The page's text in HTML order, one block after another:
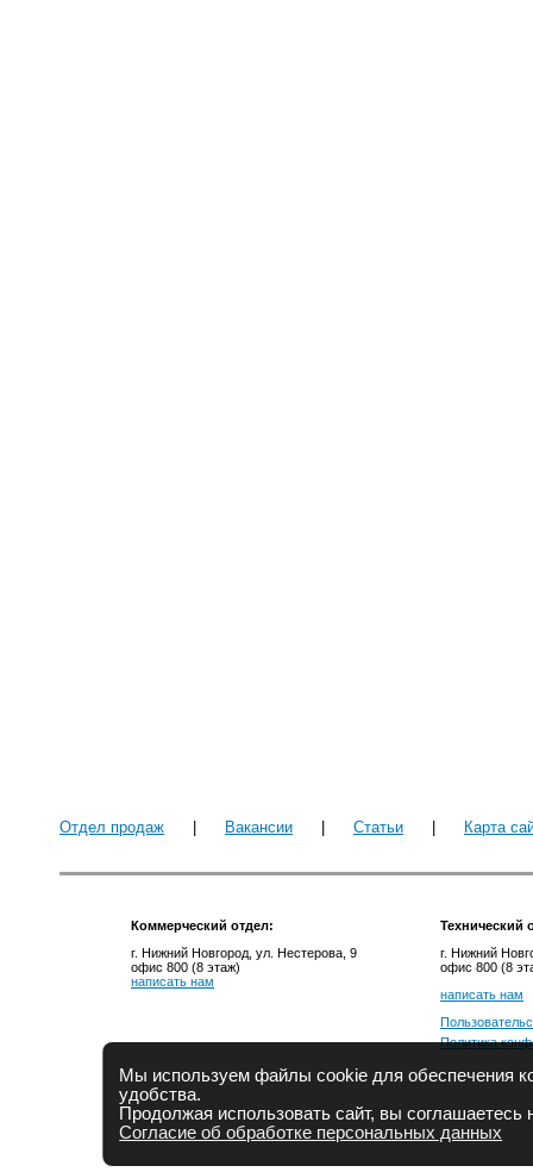
Отдел продаж Вакансии Статьи Карта
Коммерческий отдел:
г. Нижний Новгород, ул. Нестерова, 9
офис 800 (8 этаж)
написать нам
Технический
г. Нижний
офис 800 (8
написать нам
Политика
Мы используем файлы cookie для обеспечения
удобства.
Продолжая использовать сайт, вы
Согласие об обработке персональных данных